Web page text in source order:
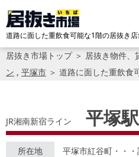
道路に面した重飲食可能な1階の居抜き店
居抜き市場トップ＞ 居抜き物件、
ン , 平塚市 ＞ 道路に面した重飲食
JR湘南新宿ライン 平塚駅
所在地 平塚市紅谷町・・